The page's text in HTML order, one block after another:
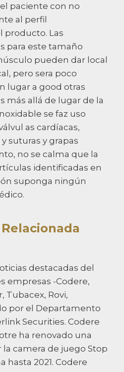
paciente con no
al perfil
producto. Las
para este tamaño
pueden dar local
pero sera poco
lugar a good otras
más allá de lugar de la
se faz uso
as cardíacas,
suturas y grapas
no se calma que la
identificadas en
suponga ningún
destacadas del
empresas -Codere,
Tubacex, Rovi,
por el Departamento
Securities. Codere
ha renovado una
la camera de juego Stop
hasta 2021. Codere